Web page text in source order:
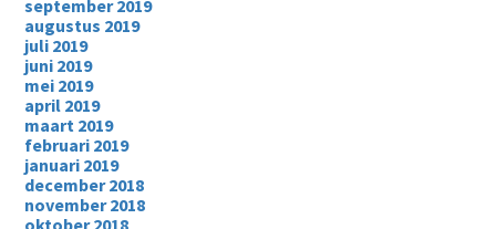
september 2019
augustus 2019
juli 2019
juni 2019
mei 2019
april 2019
maart 2019
februari 2019
januari 2019
december 2018
november 2018
oktober 2018